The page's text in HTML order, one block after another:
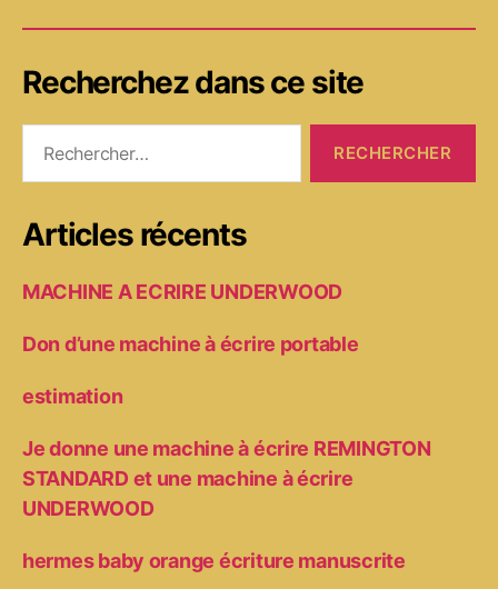
Recherchez dans ce site
Articles récents
MACHINE A ECRIRE UNDERWOOD
Don d’une machine à écrire portable
estimation
Je donne une machine à écrire REMINGTON
STANDARD et une machine à écrire
UNDERWOOD
hermes baby orange écriture manuscrite